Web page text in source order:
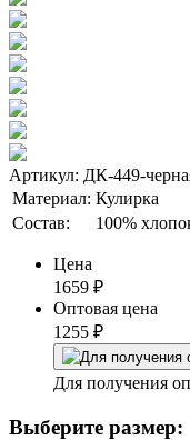
Артикул: ДК-449-
Материал: Кулирка
Состав:
100%
Цена
1659 ₽
Оптовая цена
1255 ₽
Для получения
Выберите размер: